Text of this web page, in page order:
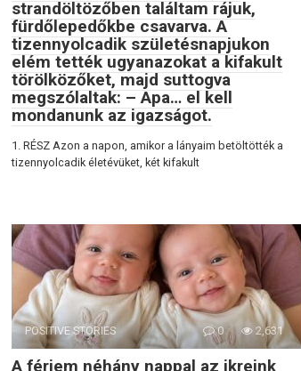
strandöltözőben találtam rájuk,
fürdőlepedőkbe csavarva. A
tizennyolcadik születésnapjukon
elém tették ugyanazokat a kifakult
törölközőket, majd suttogva
megszólaltak: – Apa… el kell
mondanunk az igazságot.
1. RÉSZ Azon a napon, amikor a lányaim betöltötték a
tizennyolcadik életévüket, két kifakult
POSITIVE STORIES 0 2,631
A férjem néhány nappal az ikreink